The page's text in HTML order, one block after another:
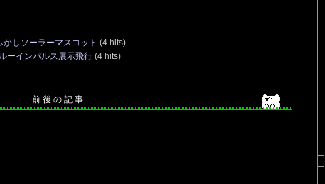
しソーラーマスコット (4 hits)
ーインパルス展示飛行 (4 hits)
前 後 の 記 事